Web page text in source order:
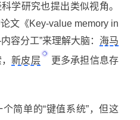
学研究也提出类似视角。
文《Key-value memory in
容分工”来理解大脑： 海马
，新皮层
更多承担信息存
简单的“键值系统”，但这